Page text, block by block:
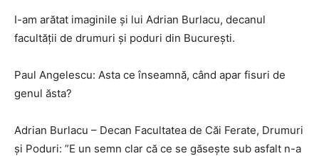
I-am arătat imaginile şi lui Adrian Burlacu, decanul
facultăţii de drumuri şi poduri din Bucureşti.
Paul Angelescu: Asta ce înseamnă, când apar fisuri de
genul ăsta?
Adrian Burlacu – Decan Facultatea de Căi Ferate, Drumuri
şi Poduri: ”E un semn clar că ce se găseşte sub asfalt n-a